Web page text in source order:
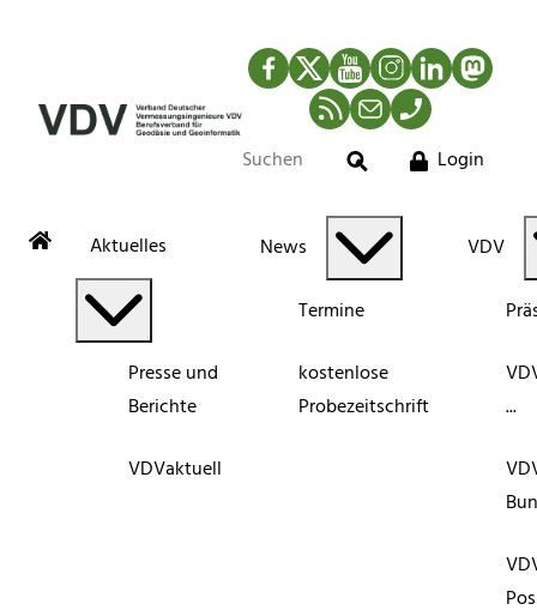
Facebook
TwitterYouTubeInstagram
LinkedIn
RSS-Newsfeed
MailTelefon
Suche
Login
Aktuelles
Presse und
Berichte
VDVaktuell
News
Termine
kostenlose
Probezeitschrift
VDV
...